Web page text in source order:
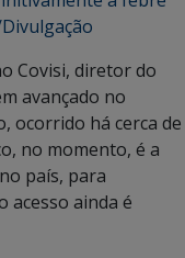
Covisi, diretor do
avançado no
ocorrido há cerca de
no momento, é a
país, para
acesso ainda é